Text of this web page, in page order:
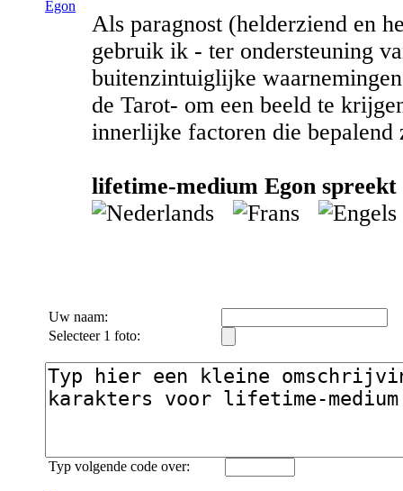
Als paragnost (helderziend en
gebruik ik - ter ondersteuning
buitenzintuiglijke
de Tarot- om een beeld te
innerlijke factoren die bepalend
lifetime-medium Egon spreekt
Uw naam:
Selecteer 1 foto:
Typ volgende code over: